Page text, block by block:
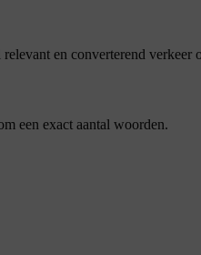
en converterend verkeer
een exact aantal woorden.